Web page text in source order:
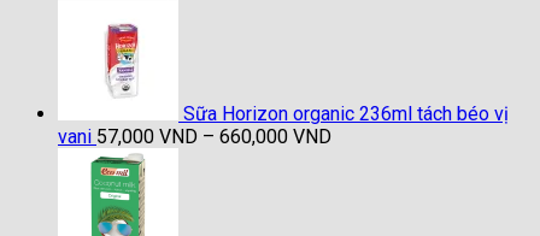
Sữa Horizon organic 236ml tách béo vị
vani 57,000 VND – 660,000 VNDKhoảng